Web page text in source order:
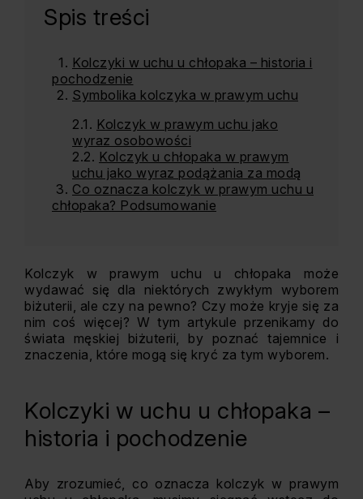
Spis treści
Kolczyki w uchu u chłopaka – historia i
pochodzenie
Symbolika kolczyka w prawym uchu
Kolczyk w prawym uchu jako
wyraz osobowości
Kolczyk u chłopaka w prawym
uchu jako wyraz podążania za modą
Co oznacza kolczyk w prawym uchu u
chłopaka? Podsumowanie
Kolczyk w prawym uchu u chłopaka może
wydawać się dla niektórych zwykłym wyborem
biżuterii, ale czy na pewno? Czy może kryje się za
nim coś więcej? W tym artykule przenikamy do
świata męskiej biżuterii, by poznać tajemnice i
znaczenia, które mogą się kryć za tym wyborem.
Kolczyki w uchu u chłopaka –
historia i pochodzenie
Aby zrozumieć, co oznacza kolczyk w prawym